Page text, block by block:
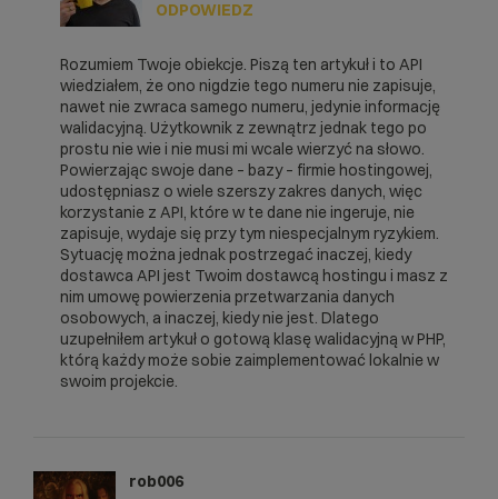
if (substr($miesiac,0,1)=='6' ||
substr($miesiac,0,1)=='7') $stulecie =
if ($stulecie=='2000') $miesiac =
$miesiac-20;
if ($stulecie=='1800') $miesiac =
$miesiac-80;
if ($stulecie=='2100') $miesiac =
$miesiac-40;
if ($stulecie=='2200') $miesiac =
$miesiac-60;
// Walidacja liczby dni w miesiącu
$rok=$stulecie+substr($this->pesel,0,2);
$maxDays =
cal_days_in_month(CAL_GREGORIAN,
$miesiac, $rok);
"$rok-$miesiac-$dzien";
Rozumiem Twoje obiekcje. Piszą ten artykuł i to API
wiedziałem, że ono nigdzie tego numeru nie zapisuje,
nawet nie zwraca samego numeru, jedynie informację
walidacyjną. Użytkownik z zewnątrz jednak tego po
prostu nie wie i nie musi mi wcale wierzyć na słowo.
Powierzając swoje dane – bazy – firmie hostingowej,
udostępniasz o wiele szerszy zakres danych, więc
korzystanie z API, które w te dane nie ingeruje, nie
zapisuje, wydaje się przy tym niespecjalnym ryzykiem.
Sytuację można jednak postrzegać inaczej, kiedy
dostawca API jest Twoim dostawcą hostingu i masz z
nim umowę powierzenia przetwarzania danych
osobowych, a inaczej, kiedy nie jest. Dlatego
uzupełniłem artykuł o gotową klasę walidacyjną w PHP,
którą każdy może sobie zaimplementować lokalnie w
swoim projekcie.
ODPOWIEDZ
rob006